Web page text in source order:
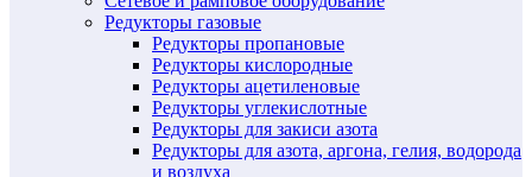
Редукторы газовые
Редукторы пропановые
Редукторы кислородные
Редукторы ацетиленовые
Редукторы углекислотные
Редукторы для закиси азота
Редукторы для азота, аргона, гелия, водорода
и воздуха